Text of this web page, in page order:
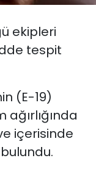
ekipleri
tespit
(E-19)
ağırlığında
içerisinde